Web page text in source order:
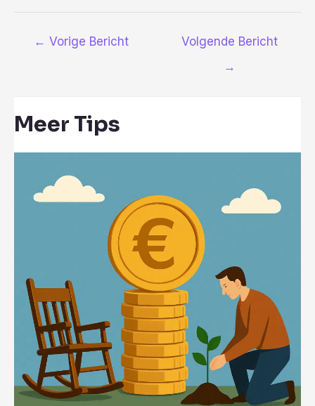
← Vorige Bericht
Volgende Bericht
→
Meer Tips